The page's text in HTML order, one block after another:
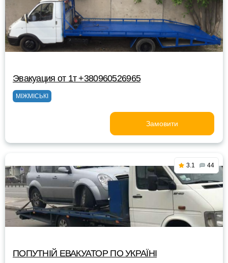
Эвакуация от 1т +380960526965
МІЖМІСЬКІ
Замовити
3.1 44
ПОПУТНІЙ ЕВАКУАТОР ПО УКРАЇНІ